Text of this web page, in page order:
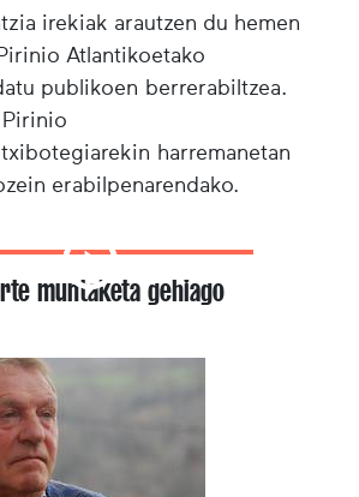
irekiak arautzen du hemen
Atlantikoetako
publikoen berrerabiltzea.
harremanetan
erabilpenarendako.
muntaketa gehiago